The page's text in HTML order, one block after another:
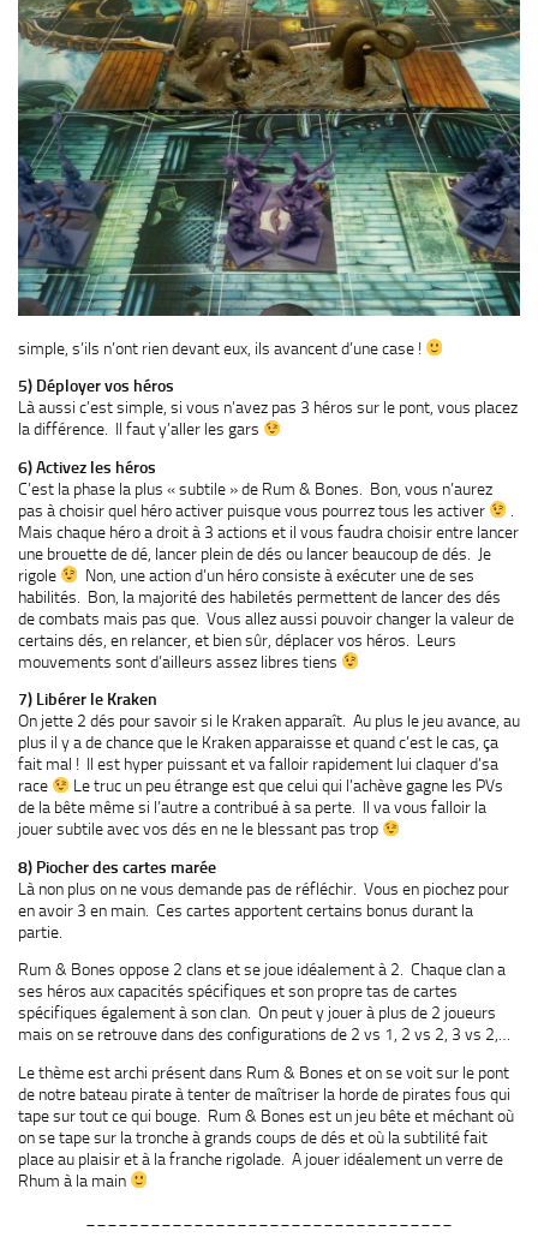
simple, s’ils n’ont rien devant eux, ils avancent d’une case !
5) Déployer vos héros
Là aussi c’est simple, si vous n’avez pas 3 héros sur le pont, vous placez
la différence. Il faut y’aller les gars
6) Activez les héros
C’est la phase la plus « subtile » de Rum & Bones. Bon, vous n’aurez
pas à choisir quel héro activer puisque vous pourrez tous les activer
Mais chaque héro a droit à 3 actions et il vous faudra choisir entre lancer
une brouette de dé, lancer plein de dés ou lancer beaucoup de dés. Je
rigole
Non, une action d’un héro consiste à exécuter une de ses
habilités. Bon, la majorité des habiletés permettent de lancer des dés
de combats mais pas que. Vous allez aussi pouvoir changer la valeur de
certains dés, en relancer, et bien sûr, déplacer vos héros. Leurs
mouvements sont d’ailleurs assez libres tiens
7) Libérer le Kraken
On jette 2 dés pour savoir si le Kraken apparaît. Au plus le jeu avance, au
plus il y a de chance que le Kraken apparaisse et quand c’est le cas, ça
fait mal ! Il est hyper puissant et va falloir rapidement lui claquer d’sa
race
Le truc un peu étrange est que celui qui l’achève gagne les PVs
de la bête même si l’autre a contribué à sa perte. Il va vous falloir la
jouer subtile avec vos dés en ne le blessant pas trop
8) Piocher des cartes marée
Là non plus on ne vous demande pas de réfléchir. Vous en piochez pour
en avoir 3 en main. Ces cartes apportent certains bonus durant la
partie.
Rum & Bones oppose 2 clans et se joue idéalement à 2. Chaque clan a
ses héros aux capacités spécifiques et son propre tas de cartes
spécifiques également à son clan. On peut y jouer à plus de 2 joueurs
mais on se retrouve dans des configurations de 2 vs 1, 2 vs 2, 3 vs 2,…
Le thème est archi présent dans Rum & Bones et on se voit sur le pont
de notre bateau pirate à tenter de maîtriser la horde de pirates fous qui
tape sur tout ce qui bouge. Rum & Bones est un jeu bête et méchant où
on se tape sur la tronche à grands coups de dés et où la subtilité fait
place au plaisir et à la franche rigolade. A jouer idéalement un verre de
Rhum à la main